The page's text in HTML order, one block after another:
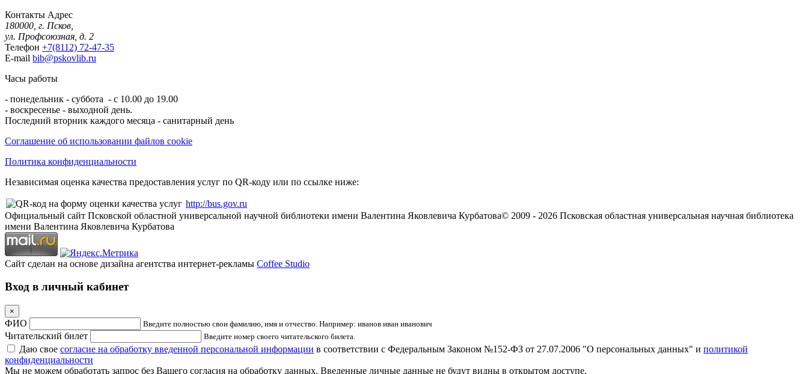
Контакты Адрес
180000, г. Псков,
ул. Профсоюзная, д. 2
Телефон +7(8112) 72-47-35
E-mail bib@pskovlib.ru
Часы работы
- понедельник - суббота - с 10.00 до 19.00
- воскресенье - выходной день.
Последний вторник каждого месяца - санитарный день
Соглашение об использовании файлов cookie
Политика конфиденциальности
Независимая оценка качества предоставления услуг по QR-коду или по ссылке ниже:
http://bus.gov.ru
Официальный сайт Псковской областной универсальной научной библиотеки имени Валентина Яковлевича Курбатова© 2009 - 2026 Псковская областная универсальная научная библиотека
имени Валентина Яковлевича Курбатова
Сайт сделан на основе дизайна агентства интернет-рекламы Coffee Studio
Вход в личный кабинет
×
ФИО Введите полностью свои фамилию, имя и отчество. Например: иванов иван иванович
Читательский билет Введите номер своего читательского билета.
Даю свое согласие на обработку введенной персональной информации в соответствии с Федеральным Законом №152-ФЗ от 27.07.2006 "О персональных данных" и политикой
конфиденциальности
Мы не можем обработать запрос без Вашего согласия на обработку данных. Введенные личные данные не будут видны в открытом доступе.